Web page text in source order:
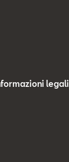
legali